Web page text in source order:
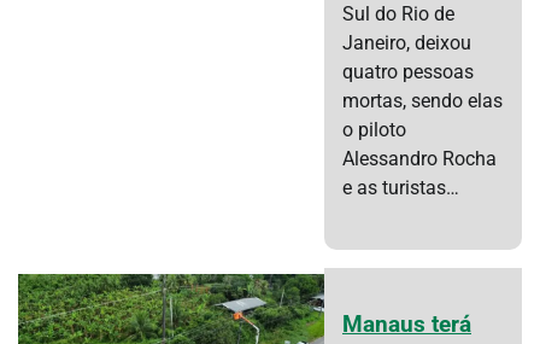
Sul do Rio de
Janeiro, deixou
quatro pessoas
mortas, sendo elas
o piloto
Alessandro Rocha
e as turistas…
Manaus terá